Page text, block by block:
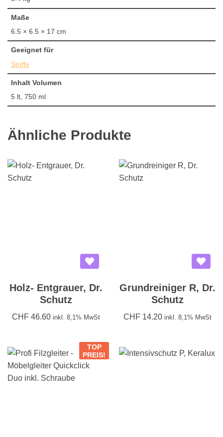
Maße
6.5 × 6.5 × 17 cm
Geeignet für
Stoffe
Inhalt Volumen
5 lt, 750 ml
Ähnliche Produkte
Holz- Entgrauer, Dr.
Schutz
CHF46.60 inkl. 8,1% MwSt
Grundreiniger R, Dr.
Schutz
CHF14.20 inkl. 8,1% MwSt
TOP
PREIS!